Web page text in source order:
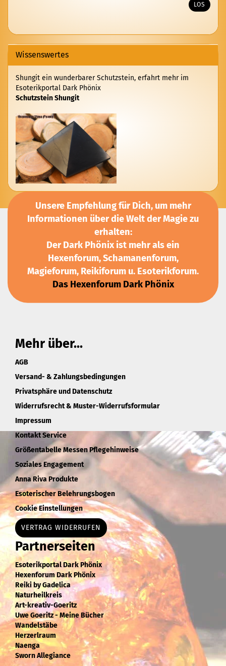
KATALOG
EIN.
LOS
Wissenswertes
Shungit ein wunderbarer Schutzstein, erfahrt mehr im
Esoterikportal Dark Phönix
Schutzstein Shungit
Unsere Empfehlung für Dich, um mehr
Informationen über die Welt der Magie zu
erhalten:
Der Dark Phönix ist mehr als ein
Hexenforum, Schamanenforum,
Magieforum, Reikiforum u. Esoterikforum.
Das Hexenforum Dark Phönix
Mehr über...
AGB
Versand- & Zahlungsbedingungen
Privatsphäre und Datenschutz
Widerrufsrecht & Muster-Widerrufsformular
Impressum
Kontakt Service
Größentabelle Messen Pflegehinweise
Soziales Engagement
Anna Riva Produkte
Esoterischer Belehrungsbogen
Cookie Einstellungen
VERTRAG WIDERRUFEN
Partnerseiten
Esoterikportal Dark Phönix
Hexenforum Dark Phönix
Reiki by Gadelica
Naturheilkreis
Art-kreativ-Goeritz
Uwe Goeritz - Meine Bücher
Wandelstäbe
Herzerlraum
Naenga
Sworn Allegiance